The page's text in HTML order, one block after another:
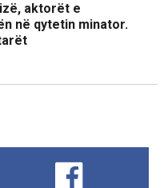
aktorët e
në qytetin minator.